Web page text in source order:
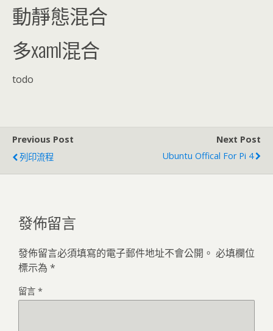
動靜態混合
多xaml混合
todo
Previous Post
列印流程
Next Post
Ubuntu Offical For Pi 4
發佈留言
發佈留言必須填寫的電子郵件地址不會公開。 必填欄位
標示為 *
留言 *